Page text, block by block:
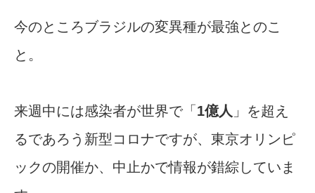
今のところブラジルの変異種が最強とのこ
と。
来週中には感染者が世界で「 1億人 」を超え
るであろう新型コロナですが、東京オリンピ
ックの開催か、中止かで情報が錯綜していま